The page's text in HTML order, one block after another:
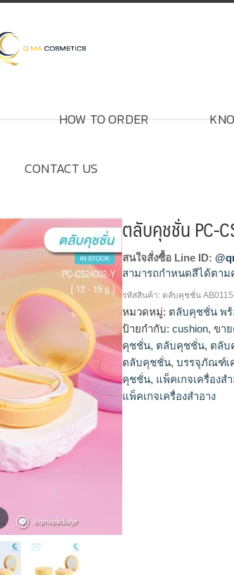
HOW TO ORDER
CONTACT US
ตลับคุชชั่น PC-
สนใจสั่งซื้อ Line ID:
สามารถกำหนดสีได้ตาม
ตลับคุชชั่น, ตลับคุชชั่น
สำอาง, เครื่องสำอางค์,
โรงงานผลิตเครื่องสำอา
รหัสสินค้า: ตลับคุชชั่น
หมวดหมู่: ตลับคุชชั่น พร้
ป้ายกำกับ:cushion,ขา
คุชชั่น, ตลับคุชชั่น, ตลับ
ตลับคุชชั่น,บรรจุภัณฑ์เ
คุชชั่น, แพ็คเกจเครื่องส
แพ็คเกจเครื่องสำอาง